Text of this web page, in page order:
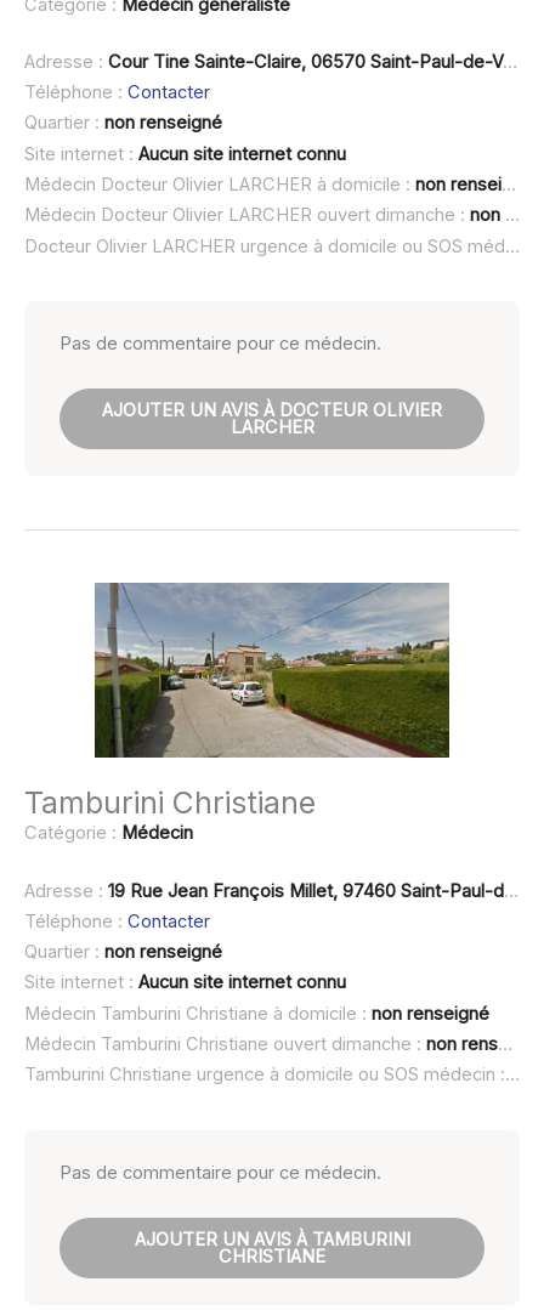
Catégorie : Médecin généraliste
Adresse : Cour Tine Sainte-Claire, 06570 Saint-Paul-de-Vence
Téléphone : Contacter
Quartier : non renseigné
Site internet : Aucun site internet connu
Médecin Docteur Olivier LARCHER à domicile : non renseigné
Médecin Docteur Olivier LARCHER ouvert dimanche : non renseigné
Docteur Olivier LARCHER urgence à domicile ou SOS médecin :
Pas de commentaire pour ce médecin.
AJOUTER UN AVIS À DOCTEUR OLIVIER
LARCHER
Tamburini Christiane
Catégorie : Médecin
Adresse : 19 Rue Jean François Millet, 97460 Saint-Paul-de-Vence
Téléphone : Contacter
Quartier : non renseigné
Site internet : Aucun site internet connu
Médecin Tamburini Christiane à domicile : non renseigné
Médecin Tamburini Christiane ouvert dimanche : non renseigné
Tamburini Christiane urgence à domicile ou SOS médecin :
Pas de commentaire pour ce médecin.
AJOUTER UN AVIS À TAMBURINI
CHRISTIANE